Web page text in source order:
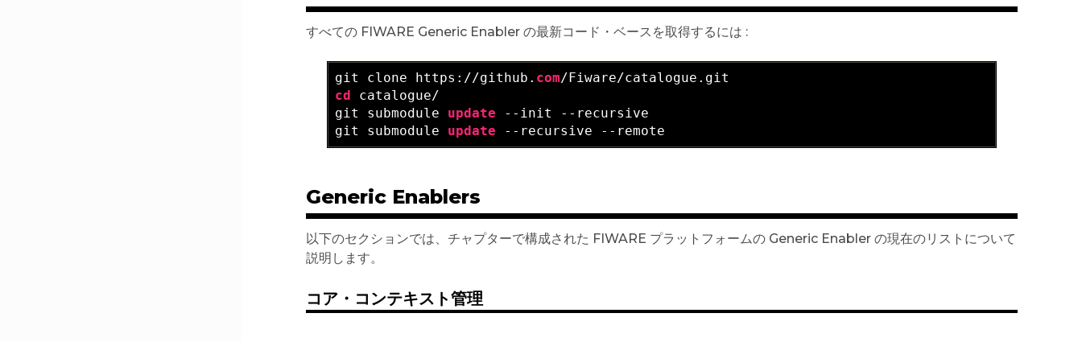
すべての FIWARE Generic Enabler の最新コード・ベースを取得するには :
git clone https: //github. com
cd
catalogue/
git submodule update --init --recursive
git submodule update --recursive --remote
Generic Enablers
以下のセクションでは、チャプターで構成された FIWARE プラットフォームの Generic Enabler の現在のリストについて
説明します。
コア・コンテキスト管理